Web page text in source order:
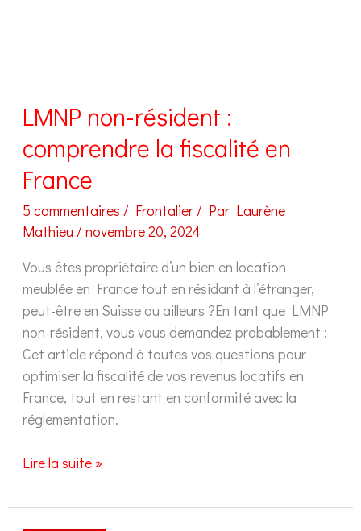
LMNP non-résident :
comprendre la fiscalité en
France
5 commentaires / Frontalier/ Par Laurène
Mathieu / novembre 20, 2024
Vous êtes propriétaire d’un bien en location
meublée en France tout en résidant à l’étranger,
peut-être en Suisse ou ailleurs ?En tant que LMNP
non-résident, vous vous demandez probablement :
Cet article répond à toutes vos questions pour
optimiser la fiscalité de vos revenus locatifs en
France, tout en restant en conformité avec la
réglementation.
LMNP
résident
:
Lire la suite »